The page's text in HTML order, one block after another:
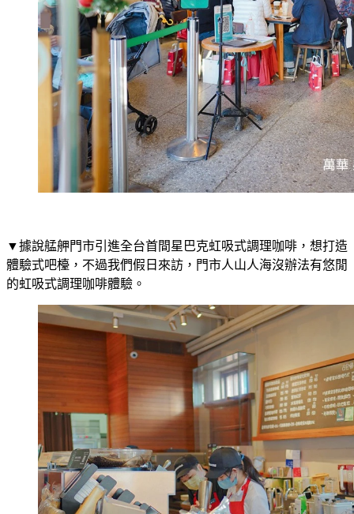
▼據說艋舺門市引進全台首間星巴克虹吸式調理咖啡，想打造
體驗式吧檯，不過我們假日來訪，門市人山人海沒辦法有悠閒
的虹吸式調理咖啡體驗。